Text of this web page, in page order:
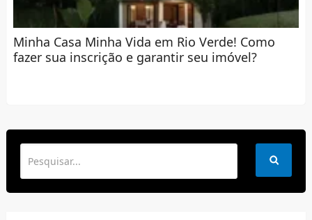
Minha Casa Minha Vida em Rio Verde! Como
fazer sua inscrição e garantir seu imóvel?